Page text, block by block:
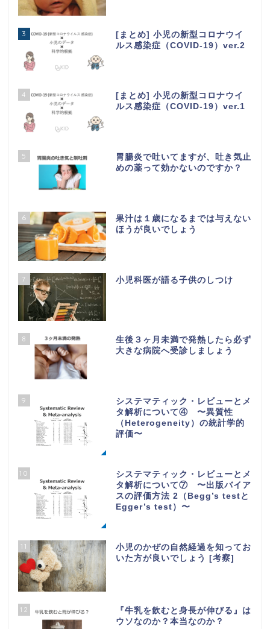
3
[まとめ] 小児の新型コロナウイ
ルス感染症（COVID-19）ver.2
4
[まとめ] 小児の新型コロナウイ
ルス感染症（COVID-19）ver.1
5
胃腸炎で吐いてますが、吐き気止
めの薬って効かないのですか？
6
果汁は１歳になるまでは与えない
ほうが良いでしょう
7 小児科医が語る子供のしつけ
8
生後３ヶ月未満で発熱したら必ず
大きな病院へ受診しましょう
9
システマティック・レビューとメ
タ解析について④ 〜異質性
（Heterogeneity）の統計学的
評価〜
10
システマティック・レビューとメ
タ解析について⑦ 〜出版バイア
スの評価方法 2（Begg’s testと
Egger’s test）〜
11
小児のかぜの自然経過を知ってお
いた方が良いでしょう [考察]
12
『牛乳を飲むと身長が伸びる』は
ウソなのか？本当なのか？